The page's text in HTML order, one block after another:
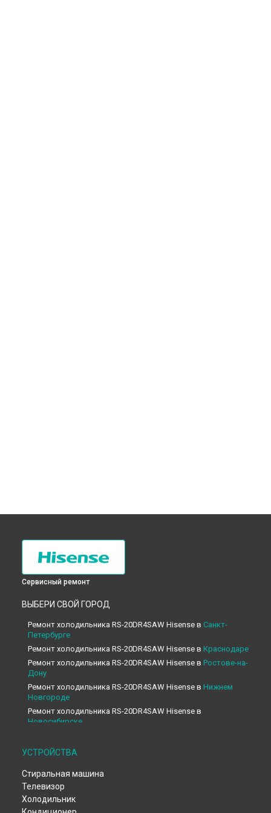
Сервисный ремонт
ВЫБЕРИ СВОЙ ГОРОД
Ремонт холодильника RS-20DR4SAW Hisense в Санкт-
Петербурге
Ремонт холодильника RS-20DR4SAW Hisense в Краснодаре
Ремонт холодильника RS-20DR4SAW Hisense в Ростове-на-
Дону
Ремонт холодильника RS-20DR4SAW Hisense в Нижнем
Новгороде
Ремонт холодильника RS-20DR4SAW Hisense в
Новосибирске
Ремонт холодильника RS-20DR4SAW Hisense в
Ремонт холодильника RS-20DR4SAW Hisense в
Ремонт холодильника RS-20DR4SAW Hisense в
Ремонт холодильника RS-20DR4SAW Hisense в
УСТРОЙСТВА
Стиральная машина
Телевизор
Холодильник